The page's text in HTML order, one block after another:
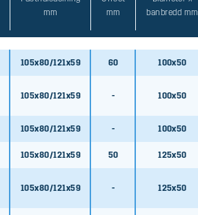
mm
mm
banbredd mm
105x80/121x59 60 100x50
105x80/121x59 - 100x50
105x80/121x59 - 100x50
105x80/121x59 50 125x50
105x80/121x59 - 125x50